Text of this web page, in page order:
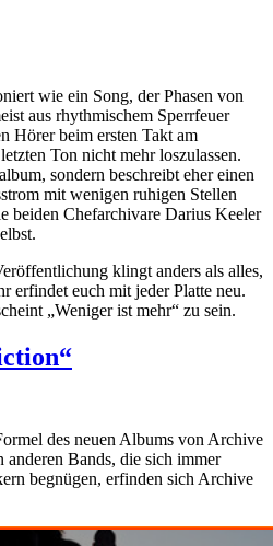
wie ein Song, der Phasen von
aus rhythmischem Sperrfeuer
Hörer beim ersten Takt am
Ton nicht mehr loszulassen.
sondern beschreibt eher einen
mit wenigen ruhigen Stellen
beiden Chefarchivare Darius Keeler
klingt anders als alles,
erfindet euch mit jeder Platte neu.
„Weniger ist mehr“ zu sein.
des neuen Albums von Archive
anderen Bands, die sich immer
begnügen, erfinden sich Archive